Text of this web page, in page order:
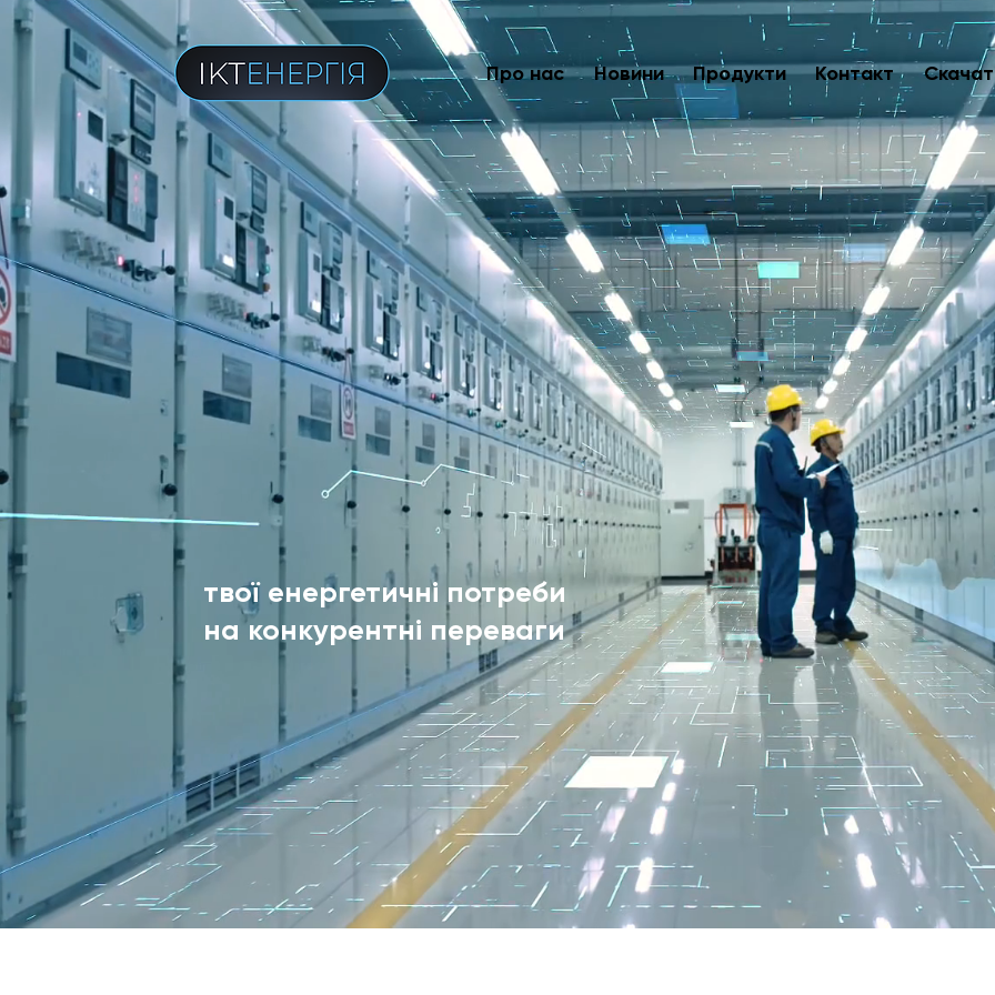
Про нас Новини Продукти Контакт
твої енергетичні потреби
на конкурентні переваги